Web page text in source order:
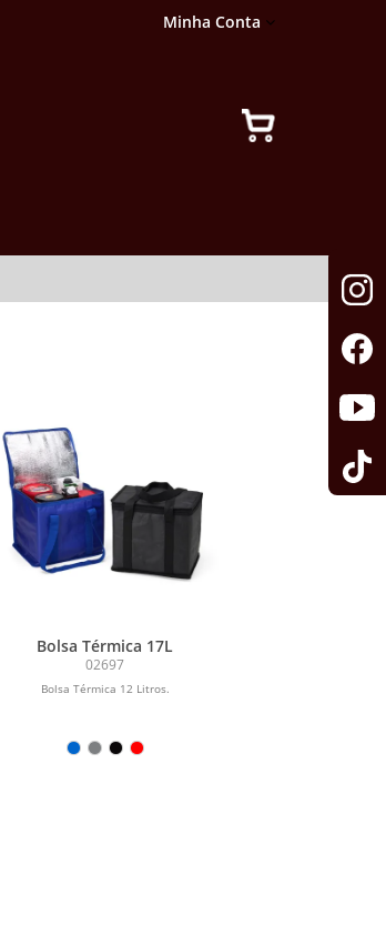
Minha Conta
Bolsa Térmica 17L
02697
Bolsa Térmica 12 Litros.